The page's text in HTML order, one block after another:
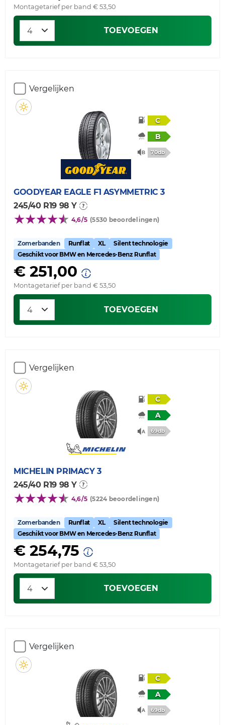
Montagetarief per band € 53,50
TOEVOEGEN
Vergelijken
C
B
70db
GOODYEAR EAGLE F1 ASYMMETRIC 3
245/40 R19 98 Y
4,6/5 (5530 beoordelingen)
Zomerbanden Runflat XL
Silent technologie
Geschikt voor BMW en Mercedes-Benz Runflat
€ 251,00
Montagetarief per band € 53,50
TOEVOEGEN
Vergelijken
C
A
69db
MICHELIN PRIMACY 3
245/40 R19 98 Y
4,6/5 (5224 beoordelingen)
Zomerbanden Runflat XL
Silent technologie
Geschikt voor BMW en Mercedes-Benz Runflat
€ 254,75
Montagetarief per band € 53,50
TOEVOEGEN
Vergelijken
C
A
69db